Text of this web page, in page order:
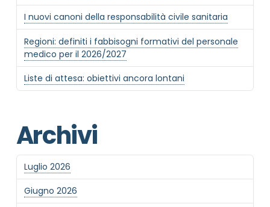
I nuovi canoni della responsabilità civile sanitaria
Regioni: definiti i fabbisogni formativi del personale
medico per il 2026/2027
Liste di attesa: obiettivi ancora lontani
Archivi
Luglio 2026
Giugno 2026